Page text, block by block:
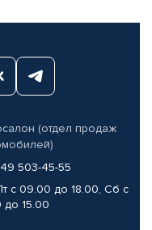
(отдел продаж
503-45-55
с 09.00 до 18.00, Сб с
до 15.00